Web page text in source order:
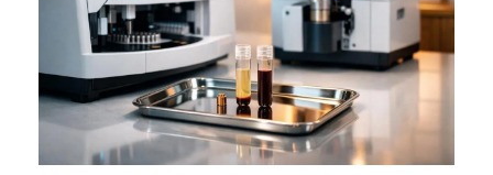
Azərbaycan dili
Eesti
日本語
Čeština
ქართული